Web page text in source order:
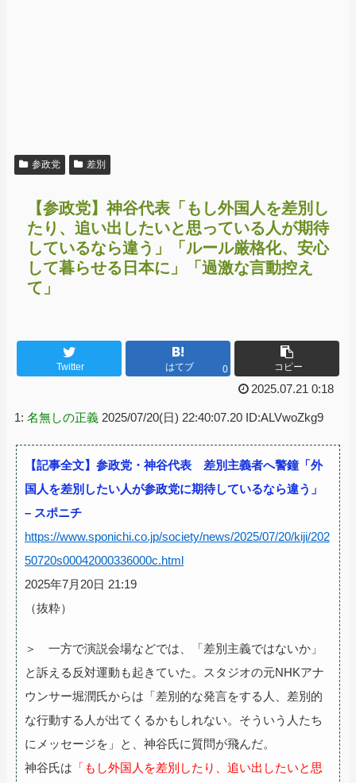
参政党 差別
【参政党】神谷代表「もし外国人を差別し
たり、追い出したいと思っている人が期待
しているなら違う」「ルール厳格化、安心
して暮らせる日本に」「過激な言動控え
て」
Twitter はてブ 0 コピー
2025.07.21 0:18
1: 名無しの正義 2025/07/20(日) 22:40:07.20 ID:ALVwoZkg9
【記事全文】参政党・神谷代表 差別主義者へ警鐘「外
国人を差別したい人が参政党に期待しているなら違う」
– スポニチ
https://www.sponichi.co.jp/society/news/2025/07/20/kiji/202
50720s00042000336000c.html
2025年7月20日 21:19
（抜粋）
＞ 一方で演説会場などでは、「差別主義ではないか」
と訴える反対運動も起きていた。スタジオの元NHKアナ
ウンサー堀潤氏からは「差別的な発言をする人、差別的
な行動する人が出てくるかもしれない。そういう人たち
にメッセージを」と、神谷氏に質問が飛んだ。
神谷氏は 「もし外国人を差別したり、追い出したいと思